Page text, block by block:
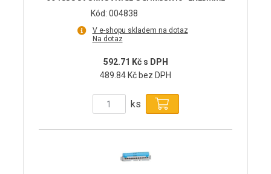
Kód: 004838
V e-shopu skladem na dotaz
Na dotaz
592.71 Kč s DPH
489.84 Kč bez DPH
ks